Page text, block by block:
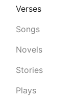
Verses
Songs
Novels
Stories
Plays